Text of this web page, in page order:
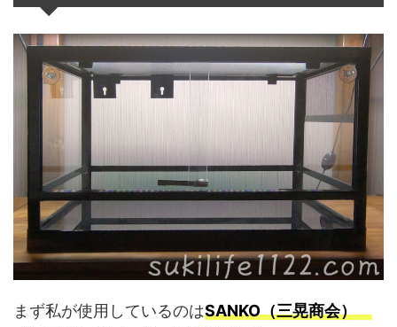
まず私が使用しているのはSANKO（三晃商会）